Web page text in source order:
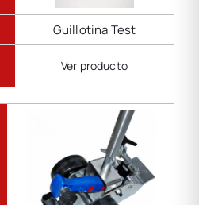
Guillotina Test
Ver producto